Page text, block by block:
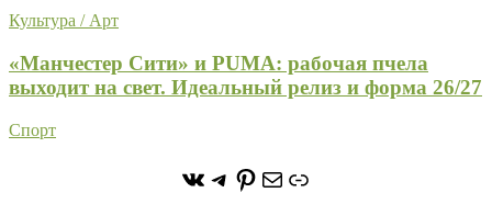
Культура / Арт
«Манчестер Сити» и PUMA: рабочая пчела
выходит на свет. Идеальный релиз и форма 26/27
Спорт
https://vk.com/
https://t.me/stoneforest
https://
ПочтаСсылка